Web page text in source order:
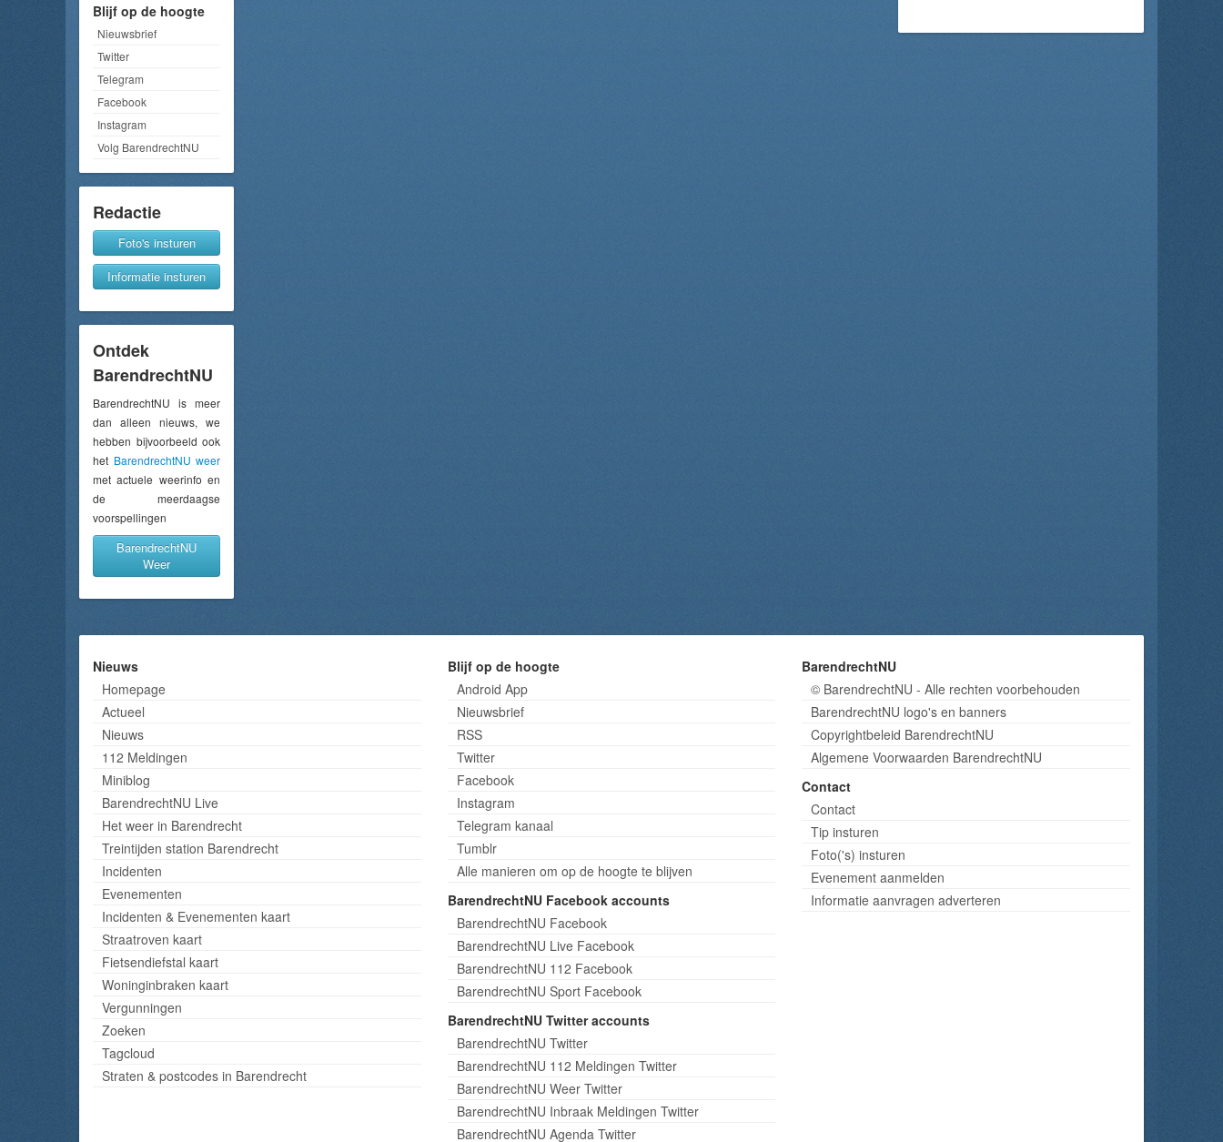
Blijf op de hoogte
Nieuwsbrief
Twitter
Telegram
Facebook
Instagram
Volg BarendrechtNU
Redactie
Foto's insturen
Informatie insturen
Ontdek
BarendrechtNU
BarendrechtNU is meer
dan alleen nieuws, we
hebben bijvoorbeeld ook
het BarendrechtNU weer
met actuele weerinfo en
de meerdaagse
voorspellingen
BarendrechtNU
Weer
Nieuws
Homepage
Actueel
Nieuws
112 Meldingen
Miniblog
BarendrechtNU Live
Het weer in Barendrecht
Treintijden station Barendrecht
Incidenten
Evenementen
Incidenten & Evenementen kaart
Straatroven kaart
Fietsendiefstal kaart
Woninginbraken kaart
Vergunningen
Zoeken
Tagcloud
Straten & postcodes in Barendrecht
Blijf op de hoogte
Android App
Nieuwsbrief
RSS
Twitter
Facebook
Instagram
Telegram kanaal
Tumblr
Alle manieren om op de hoogte te blijven
BarendrechtNU Facebook accounts
BarendrechtNU Facebook
BarendrechtNU Live Facebook
BarendrechtNU 112 Facebook
BarendrechtNU Sport Facebook
BarendrechtNU Twitter accounts
BarendrechtNU Twitter
BarendrechtNU 112 Meldingen Twitter
BarendrechtNU Weer Twitter
BarendrechtNU Inbraak Meldingen Twitter
BarendrechtNU Agenda Twitter
BarendrechtNU
© BarendrechtNU - Alle rechten voorbehouden
BarendrechtNU logo's en banners
Copyrightbeleid BarendrechtNU
Algemene Voorwaarden BarendrechtNU
Contact
Contact
Tip insturen
Foto('s) insturen
Evenement aanmelden
Informatie aanvragen adverteren